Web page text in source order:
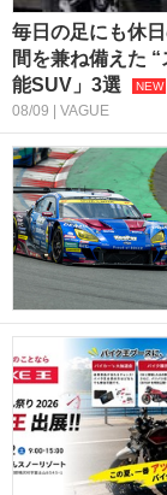
毎日の足にも休
間を兼ね備えた
能SUV」3選
08/09 | VAGUE